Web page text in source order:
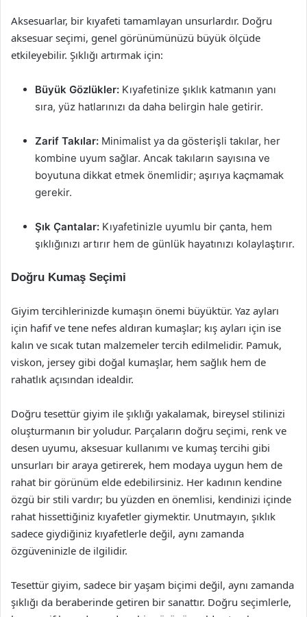
Aksesuarlar, bir kıyafeti tamamlayan unsurlardır. Doğru
aksesuar seçimi, genel görünümünüzü büyük ölçüde
etkileyebilir. Şıklığı artırmak için:
Büyük Gözlükler: Kıyafetinize şıklık katmanın yanı
sıra, yüz hatlarınızı da daha belirgin hale getirir.
Zarif Takılar: Minimalist ya da gösterişli takılar, her
kombine uyum sağlar. Ancak takıların sayısına ve
boyutuna dikkat etmek önemlidir; aşırıya kaçmamak
gerekir.
Şık Çantalar: Kıyafetinizle uyumlu bir çanta, hem
şıklığınızı artırır hem de günlük hayatınızı kolaylaştırır.
Doğru Kumaş Seçimi
Giyim tercihlerinizde kumaşın önemi büyüktür. Yaz ayları
için hafif ve tene nefes aldıran kumaşlar; kış ayları için ise
kalın ve sıcak tutan malzemeler tercih edilmelidir. Pamuk,
viskon, jersey gibi doğal kumaşlar, hem sağlık hem de
rahatlık açısından idealdir.
Doğru tesettür giyim ile şıklığı yakalamak, bireysel stilinizi
oluşturmanın bir yoludur. Parçaların doğru seçimi, renk ve
desen uyumu, aksesuar kullanımı ve kumaş tercihi gibi
unsurları bir araya getirerek, hem modaya uygun hem de
rahat bir görünüm elde edebilirsiniz. Her kadının kendine
özgü bir stili vardır; bu yüzden en önemlisi, kendinizi içinde
rahat hissettiğiniz kıyafetler giymektir. Unutmayın, şıklık
sadece giydiğiniz kıyafetlerle değil, aynı zamanda
özgüveninizle de ilgilidir.
Tesettür giyim, sadece bir yaşam biçimi değil, aynı zamanda
şıklığı da beraberinde getiren bir sanattır. Doğru seçimlerle,